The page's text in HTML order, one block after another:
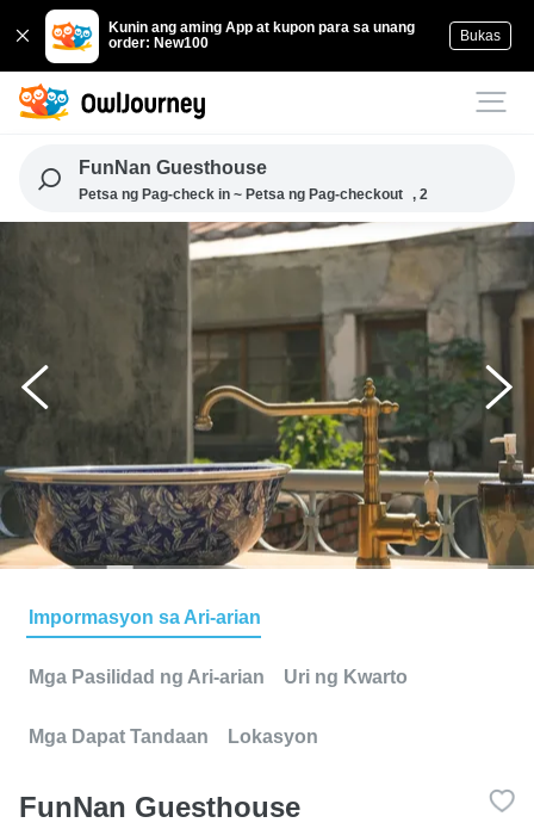
Kunin ang aming App at kupon para sa unang
order: New100
Bukas
FunNan Guesthouse
Petsa ng Pag-check in ~ Petsa ng Pag-checkout , 2
Impormasyon sa Ari-arian
Mga Pasilidad ng Ari-arian Uri ng Kwarto
Mga Dapat Tandaan Lokasyon
FunNan Guesthouse